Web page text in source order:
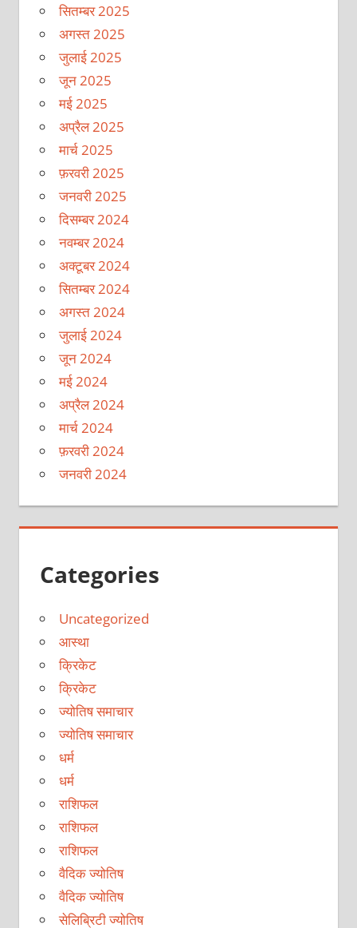
सितम्बर 2025
अगस्त 2025
जुलाई 2025
जून 2025
मई 2025
अप्रैल 2025
मार्च 2025
फ़रवरी 2025
जनवरी 2025
दिसम्बर 2024
नवम्बर 2024
अक्टूबर 2024
सितम्बर 2024
अगस्त 2024
जुलाई 2024
जून 2024
मई 2024
अप्रैल 2024
मार्च 2024
फ़रवरी 2024
जनवरी 2024
Categories
Uncategorized
आस्था
क्रिकेट
क्रिकेट
ज्योतिष समाचार
ज्योतिष समाचार
धर्म
धर्म
राशिफल
राशिफल
राशिफल
वैदिक ज्योतिष
वैदिक ज्योतिष
सेलिब्रिटी ज्योतिष